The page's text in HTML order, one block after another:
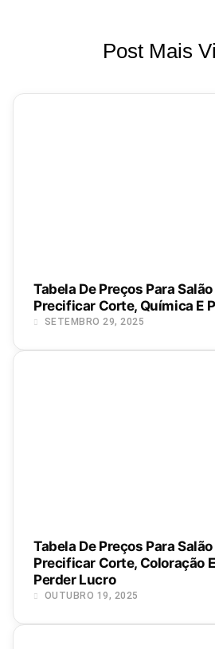
Post Mais
Tabela De Preços Para
Precificar Corte, Química E
SETEMBRO 29, 2025
Tabela De Preços Para
Precificar Corte, Coloração
Perder Lucro
OUTUBRO 19, 2025